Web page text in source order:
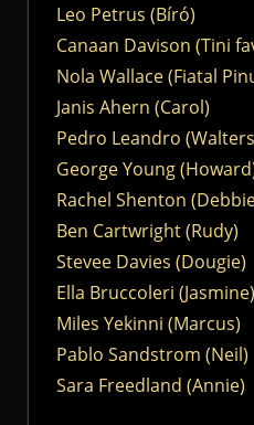
Leo Petrus (Bíró)
Canaan Davison (Tini
Nola Wallace (Fiatal
Janis Ahern (Carol)
Pedro Leandro
George Young
Rachel Shenton
Ben Cartwright (Rudy)
Stevee Davies (Dougie)
Ella Bruccoleri (Jasmine)
Miles Yekinni (Marcus)
Pablo Sandstrom (Neil)
Sara Freedland (Annie)